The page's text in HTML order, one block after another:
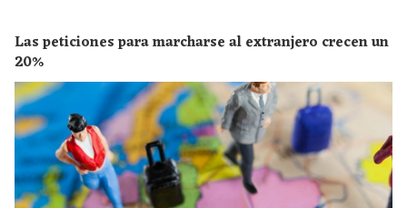
Las peticiones para marcharse al extranjero crecen un
20%